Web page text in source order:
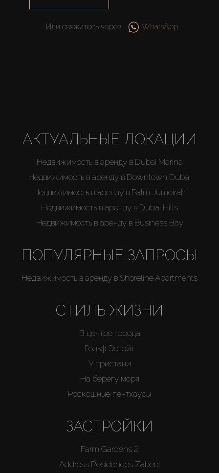
Или свяжитесь через WhatsApp
АКТУАЛЬНЫЕ ЛОКАЦИИ
Недвижимость в аренду в Dubai Marina
Недвижимость в аренду в Downtown Dubai
Недвижимость в аренду в Palm Jumeirah
Недвижимость в аренду в Dubai Hills
Недвижимость в аренду в Business Bay
ПОПУЛЯРНЫЕ ЗАПРОСЫ
Недвижимость в аренду в Shoreline Apartments
СТИЛЬ ЖИЗНИ
В центре города
Гольф Эстейт
У пристани
На берегу моря
Роскошные пентхаусы
ЗАСТРОЙКИ
Farm Gardens 2
Address Residences Zabeel